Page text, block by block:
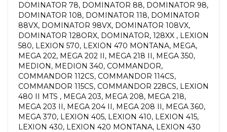
DOMINATOR 78, DOMINATOR 88, DOMINATOR 98,
DOMINATOR 108, DOMINATOR 118, DOMINATOR
88VX, DOMINATOR 98VX, DOMINATOR 108VX,
DOMINATOR 128ORX, DOMINATOR, 128XX , LEXION
580, LEXION 570, LEXION 470 MONTANA, MEGA,
MEGA 202, MEGA 202 II, MEGA 218 II, MEGA 350,
MEDION, MEDION 340, COMMANDOR,
COMMANDOR 112CS, COMMANDOR 114CS,
COMMANDOR 115CS, COMMANDOR 228CS, LEXION
480 II MTS , MEGA 203, MEGA 208, MEGA 218,
MEGA 203 II, MEGA 204 II, MEGA 208 II, MEGA 360,
MEGA 370, LEXION 405, LEXION 410, LEXION 415,
LEXION 430, LEXION 420 MONTANA, LEXION 430